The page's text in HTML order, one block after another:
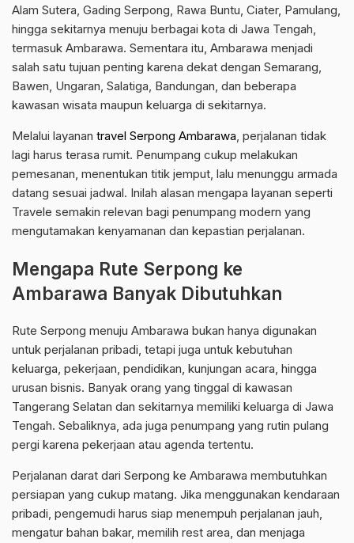
Alam Sutera, Gading Serpong, Rawa Buntu, Ciater, Pamulang,
hingga sekitarnya menuju berbagai kota di Jawa Tengah,
termasuk Ambarawa. Sementara itu, Ambarawa menjadi
salah satu tujuan penting karena dekat dengan Semarang,
Bawen, Ungaran, Salatiga, Bandungan, dan beberapa
kawasan wisata maupun keluarga di sekitarnya.
Melalui layanan travel Serpong Ambarawa, perjalanan tidak
lagi harus terasa rumit. Penumpang cukup melakukan
pemesanan, menentukan titik jemput, lalu menunggu armada
datang sesuai jadwal. Inilah alasan mengapa layanan seperti
Travele semakin relevan bagi penumpang modern yang
mengutamakan kenyamanan dan kepastian perjalanan.
Mengapa Rute Serpong ke
Ambarawa Banyak Dibutuhkan
Rute Serpong menuju Ambarawa bukan hanya digunakan
untuk perjalanan pribadi, tetapi juga untuk kebutuhan
keluarga, pekerjaan, pendidikan, kunjungan acara, hingga
urusan bisnis. Banyak orang yang tinggal di kawasan
Tangerang Selatan dan sekitarnya memiliki keluarga di Jawa
Tengah. Sebaliknya, ada juga penumpang yang rutin pulang
pergi karena pekerjaan atau agenda tertentu.
Perjalanan darat dari Serpong ke Ambarawa membutuhkan
persiapan yang cukup matang. Jika menggunakan kendaraan
pribadi, pengemudi harus siap menempuh perjalanan jauh,
mengatur bahan bakar, memilih rest area, dan menjaga